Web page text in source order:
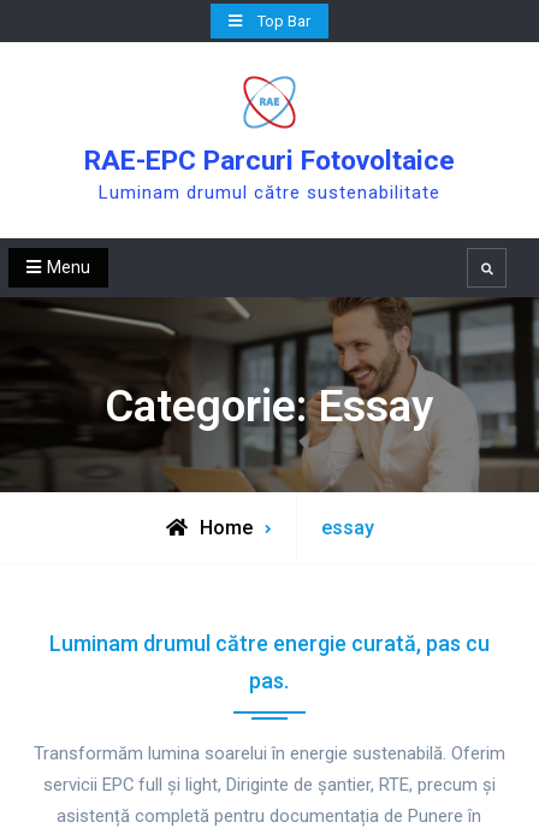
to
Top Bar
RAE-EPC Parcuri Fotovoltaice
Luminam drumul către sustenabilitate
Menu Search
Categorie:Essay
Home
Archive
essay
Luminam drumul către energie curată, pas cu
pas.
Transformăm lumina soarelui în energie sustenabilă. Oferim
servicii EPC full și light, Diriginte de șantier, RTE, precum și
asistență completă pentru documentația de Punere în